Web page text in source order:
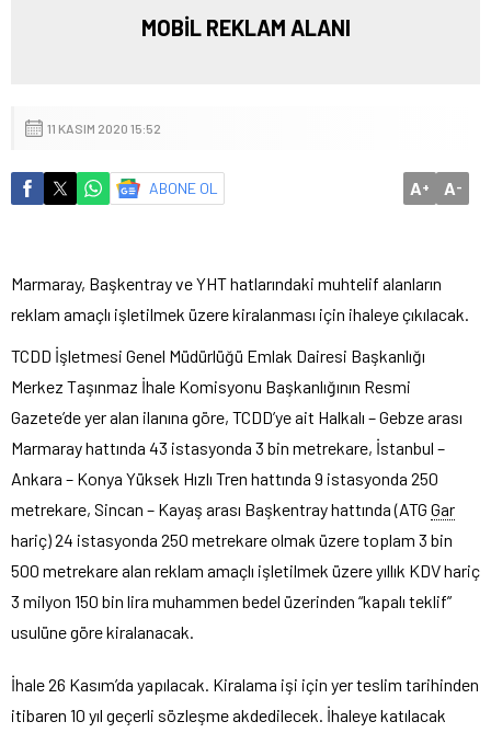
MOBİL REKLAM ALANI
11 KASIM 2020 15:52
ABONE OL A+ A-
Marmaray, Başkentray ve YHT hatlarındaki muhtelif alanların
reklam amaçlı işletilmek üzere kiralanması için ihaleye çıkılacak.
TCDD İşletmesi Genel Müdürlüğü Emlak Dairesi Başkanlığı
Merkez Taşınmaz İhale Komisyonu Başkanlığının Resmi
Gazete’de yer alan ilanına göre, TCDD’ye ait Halkalı – Gebze arası
Marmaray hattında 43 istasyonda 3 bin metrekare, İstanbul –
Ankara – Konya Yüksek Hızlı Tren hattında 9 istasyonda 250
metrekare, Sincan – Kayaş arası Başkentray hattında (ATG Gar
hariç) 24 istasyonda 250 metrekare olmak üzere toplam 3 bin
500 metrekare alan reklam amaçlı işletilmek üzere yıllık KDV hariç
3 milyon 150 bin lira muhammen bedel üzerinden “kapalı teklif”
usulüne göre kiralanacak.
İhale 26 Kasım’da yapılacak. Kiralama işi için yer teslim tarihinden
itibaren 10 yıl geçerli sözleşme akdedilecek. İhaleye katılacak